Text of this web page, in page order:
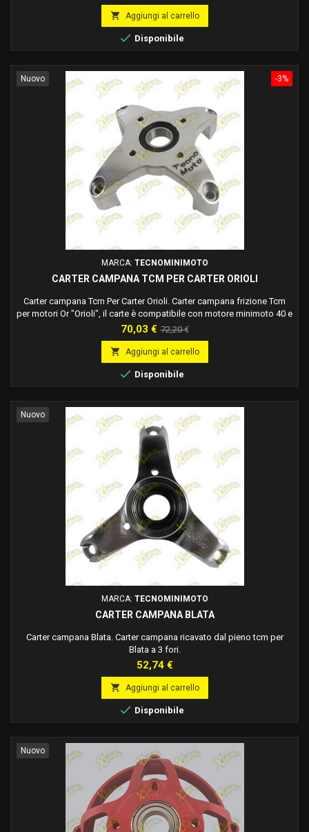
 Aggiungi al carrello
 Disponibile
-3%
Nuovo
MARCA: TECNOMINIMOTO
CARTER CAMPANA TCM PER CARTER ORIOLI
Carter campana Tcm Per Carter Orioli. Carter campana frizione Tcm
per motori Or "Orioli", il carte è compatibile con motore minimoto 40 e
50 cc 2t. Comprende il cuscinetto campana minimoto, già inserito nel
Prezzo
70,03 € Prezzo
base
72,20 €
 Aggiungi al carrello
 Disponibile
Nuovo
MARCA: TECNOMINIMOTO
CARTER CAMPANA BLATA
Carter campana Blata. Carter campana ricavato dal pieno tcm per
Blata a 3 fori.
Prezzo
52,74 €
 Aggiungi al carrello
 Disponibile
Nuovo